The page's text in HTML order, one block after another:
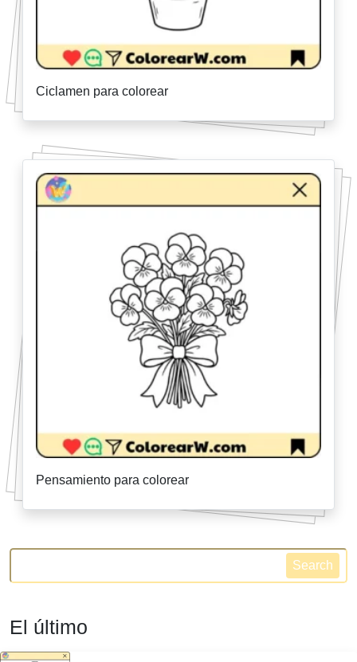
Ciclamen para colorear
Pensamiento para colorear
Search
El último